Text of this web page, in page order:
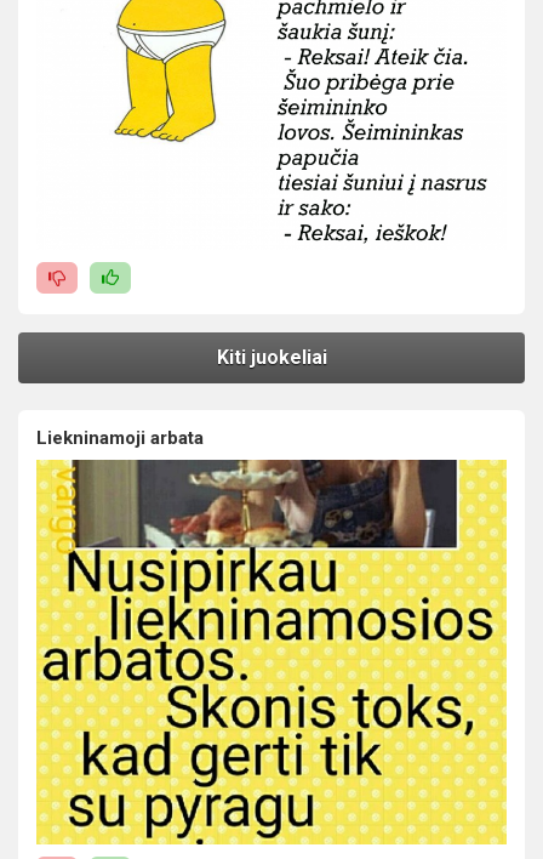
Kiti juokeliai
Liekninamoji arbata